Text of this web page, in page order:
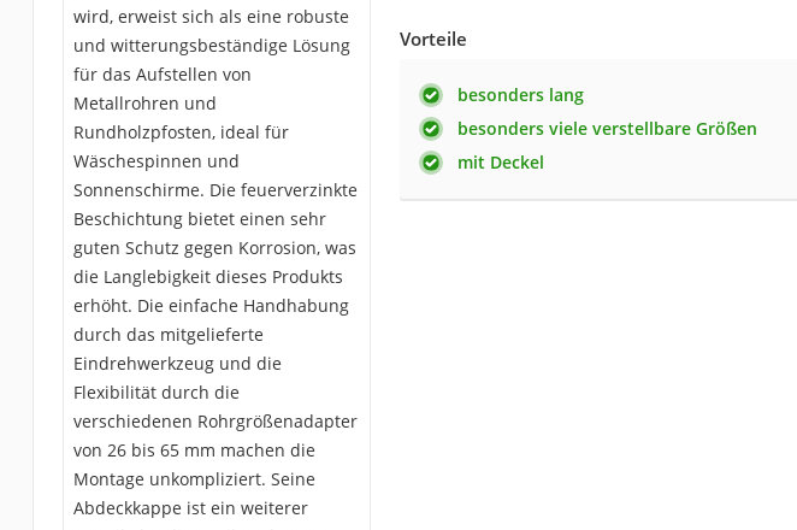
wird, erweist sich als eine robuste
und witterungsbeständige Lösung
für das Aufstellen von
Metallrohren und
Rundholzpfosten, ideal für
Wäschespinnen und
Sonnenschirme. Die feuerverzinkte
Beschichtung bietet einen sehr
guten Schutz gegen Korrosion, was
die Langlebigkeit dieses Produkts
erhöht. Die einfache Handhabung
durch das mitgelieferte
Eindrehwerkzeug und die
Flexibilität durch die
verschiedenen Rohrgrößenadapter
von 26 bis 65 mm machen die
Montage unkompliziert. Seine
Abdeckkappe ist ein weiterer
Vorteile
besonders lang
besonders viele verstellbare Größen
mit Deckel